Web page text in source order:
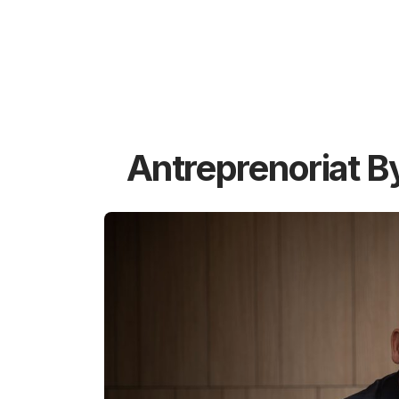
Antreprenoriat